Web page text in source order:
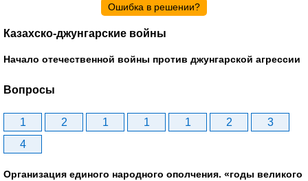
Ошибка в решении?
Казахско-джунгарские войны
Начало отечественной войны против джунгарской агрессии
Вопросы
1 2 1 1 1 2
3
4
Организация единого народного ополчения. «годы великого